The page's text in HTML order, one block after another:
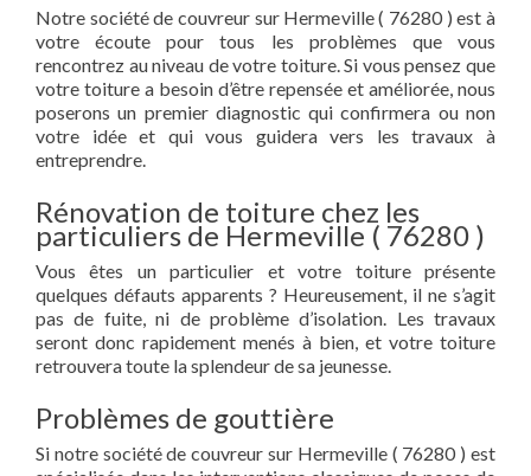
Notre société de couvreur sur Hermeville ( 76280 ) est à
votre écoute pour tous les problèmes que vous
rencontrez au niveau de votre toiture. Si vous pensez que
votre toiture a besoin d’être repensée et améliorée, nous
poserons un premier diagnostic qui confirmera ou non
votre idée et qui vous guidera vers les travaux à
entreprendre.
Rénovation de toiture chez les
particuliers de Hermeville ( 76280 )
Vous êtes un particulier et votre toiture présente
quelques défauts apparents ? Heureusement, il ne s’agit
pas de fuite, ni de problème d’isolation. Les travaux
seront donc rapidement menés à bien, et votre toiture
retrouvera toute la splendeur de sa jeunesse.
Problèmes de gouttière
Si notre société de couvreur sur Hermeville ( 76280 ) est